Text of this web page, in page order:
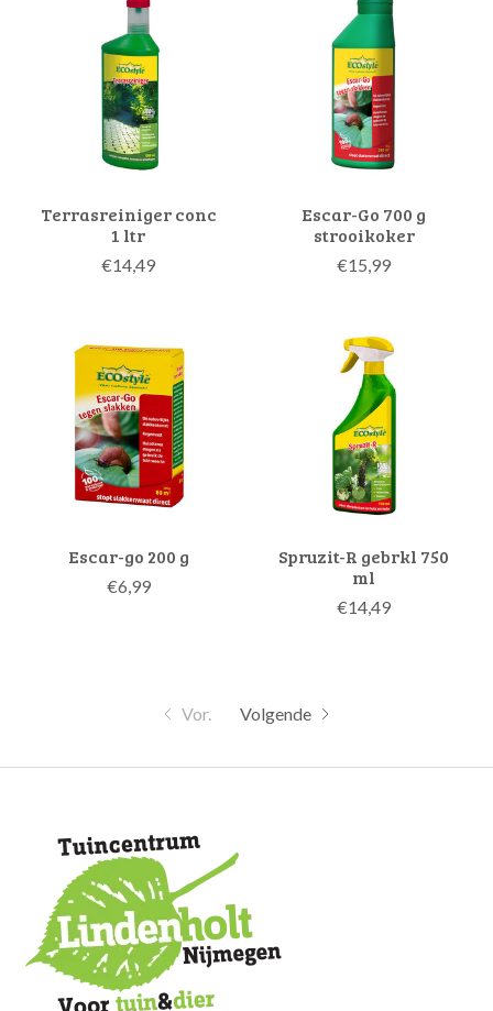
Terrasreiniger conc
1 ltr
€14,49
Escar-Go 700 g
strooikoker
€15,99
Escar-go 200 g
€6,99
Spruzit-R gebrkl 750
ml
€14,49
Vor. Volgende